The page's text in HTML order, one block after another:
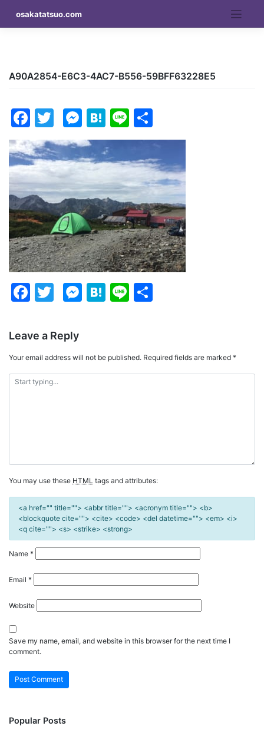
content
osakatatsuo.com
A90A2854-E6C3-4AC7-B556-59BFF63228E5
Facebook
Twitter
Messenger
Hatena
Line
Facebook
Twitter
Messenger
Hatena
Line
Leave a Reply
Your email address will not be published. Required fields are marked *
You may use these HTML tags and attributes:
<a href="" title=""> <abbr title=""> <acronym title=""> <b>
<blockquote cite=""> <cite> <code> <del datetime=""> <em> <i>
<q cite=""> <s> <strike> <strong>
Name *
Email *
Website
Save my name, email, and website in this browser for the next time I
comment.
Popular Posts